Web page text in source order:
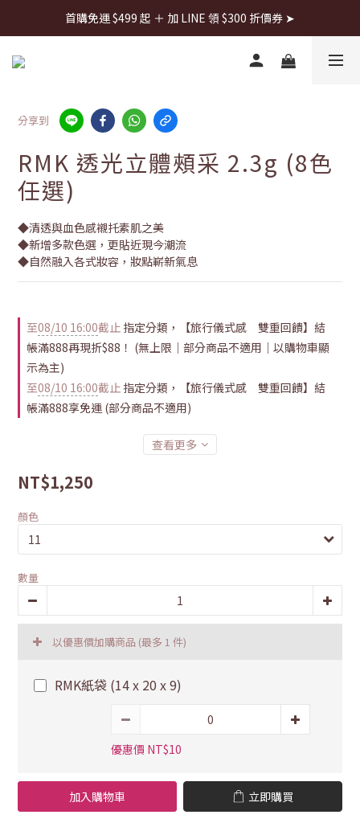
首購免運 $499 起 ＋ 加 LINE 領 $300 折價券 ➤
首購免運 $499 起 ＋ 加 LINE 領 $300 折價券 ➤
分享到
RMK 透光立體頰采 2.3g (8色
任選)
◆清透與血色感襯托素肌之美
◆新增多款色選，更貼近現今潮流
◆自然融入各式妝容，妝點嶄新氣息
至08/10 16:00截止 指定分類，【旅行儀式感 雙重回饋】結
帳滿888再現折$88！ (無上限｜部分商品不適用｜以購物車顯
示為主)
至08/10 16:00截止 指定分類，【旅行儀式感 雙重回饋】結
帳滿888享免運 (部分商品不適用)
查看更多
NT$1,250
顏色
數量
以優惠價加購商品 (最多 1 件)
RMK紙袋 (14 x 20 x 9)
優惠價 NT$10
加入購物車 立即購買